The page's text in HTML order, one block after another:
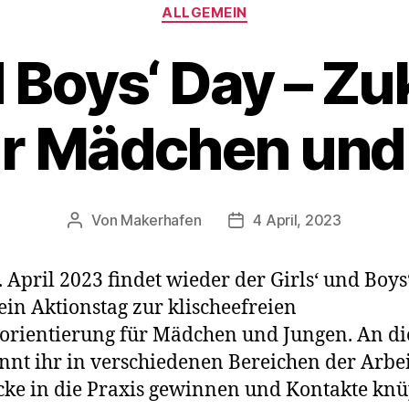
Kategorien
ALLGEMEIN
Boys‘ Day –
Mädchen
Beitragsautor
Von Makerhafen Veröffentlichungsdatum
4 April, 2023
April 2023 findet wieder der Girls‘ und
Aktionstag zur klischeefreien
für Mädchen und Jungen. An
ihr in verschiedenen Bereichen der
in die Praxis gewinnen und Kontakte